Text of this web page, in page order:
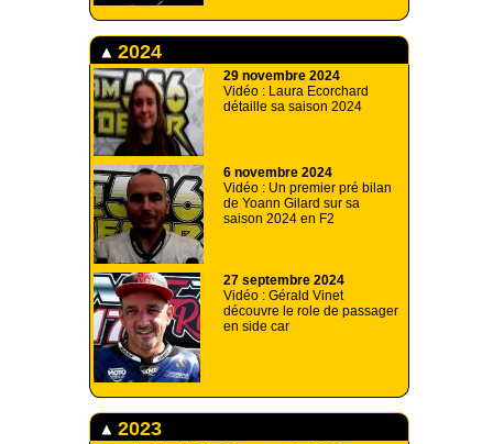
2024
29 novembre 2024
Vidéo : Laura Ecorchard
détaille sa saison 2024
6 novembre 2024
Vidéo : Un premier pré bilan
de Yoann Gilard sur sa
saison 2024 en F2
27 septembre 2024
Vidéo : Gérald Vinet
découvre le role de passager
en side car
2023